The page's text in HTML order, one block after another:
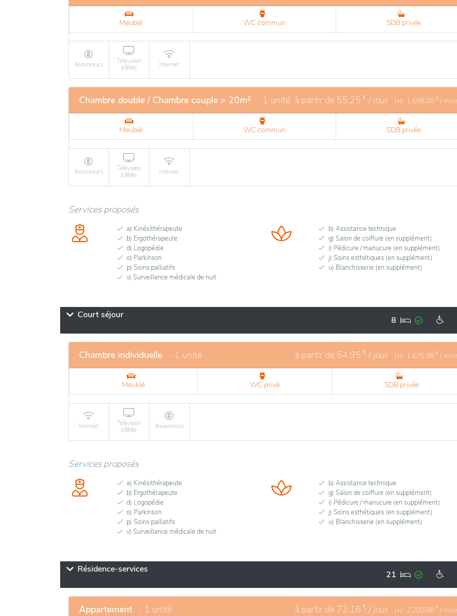
Meublé WC commun SDB privée
Ascenceurs
Télévision
(câble)
Internet
Chambre double / Chambre couple > 20m² - 1 unité à partir de 55,25 € / jour (+/- 1.658,00 € /
Meublé WC commun SDB privée
Ascenceurs
Télévision
(câble)
Internet
Services proposés
a) Kinésithérapeute
b) Ergothérapeute
d) Logopédie
o) Parkinson
p) Soins palliatifs
v) Surveillance médicale de nuit
b) Assistance technique
g) Salon de coiffure (en supplément)
i) Pédicure / manucure (en supplément)
j) Soins esthétiques (en supplément)
u) Blanchisserie (en supplément)
Court séjour 8
Chambre individuelle - 1 unité à partir de 54,95 € / jour (+/- 1.675,98 € /
Meublé WC privé SDB privée
Internet
Télévision
(câble)
Ascenceurs
Services proposés
a) Kinésithérapeute
b) Ergothérapeute
d) Logopédie
o) Parkinson
p) Soins palliatifs
v) Surveillance médicale de nuit
b) Assistance technique
g) Salon de coiffure (en supplément)
i) Pédicure / manucure (en supplément)
j) Soins esthétiques (en supplément)
u) Blanchisserie (en supplément)
Résidence-services 21
Appartement - 1 unité à partir de 72,16 € / jour (+/- 2.200,88 € /